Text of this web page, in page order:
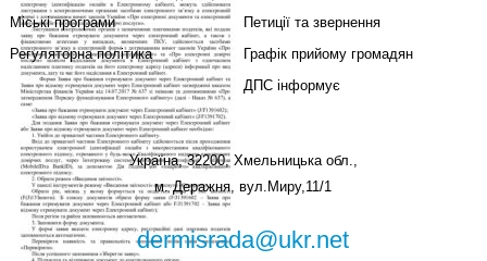
Міські програми
Регуляторна політика
Петиції та звернення
Графік прийому громадян
ДПС інформує
Україна, 32200, Хмельницька обл.,
м. Деражня, вул.Миру,11/1
dermisrada@ukr.net